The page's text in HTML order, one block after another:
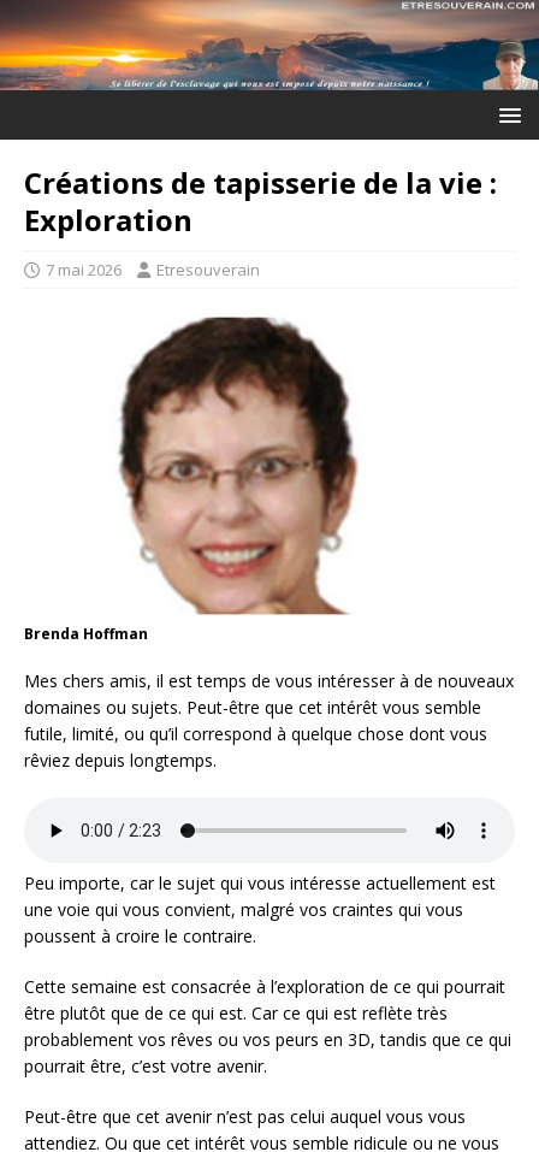
Créations de tapisserie de la vie :
Exploration
7 mai 2026 Etresouverain
Brenda Hoffman
Mes chers amis, il est temps de vous intéresser à de nouveaux
domaines ou sujets. Peut-être que cet intérêt vous semble
futile, limité, ou qu’il correspond à quelque chose dont vous
rêviez depuis longtemps.
Peu importe, car le sujet qui vous intéresse actuellement est
une voie qui vous convient, malgré vos craintes qui vous
poussent à croire le contraire.
Cette semaine est consacrée à l’exploration de ce qui pourrait
être plutôt que de ce qui est. Car ce qui est reflète très
probablement vos rêves ou vos peurs en 3D, tandis que ce qui
pourrait être, c’est votre avenir.
Peut-être que cet avenir n’est pas celui auquel vous vous
attendiez. Ou que cet intérêt vous semble ridicule ou ne vous